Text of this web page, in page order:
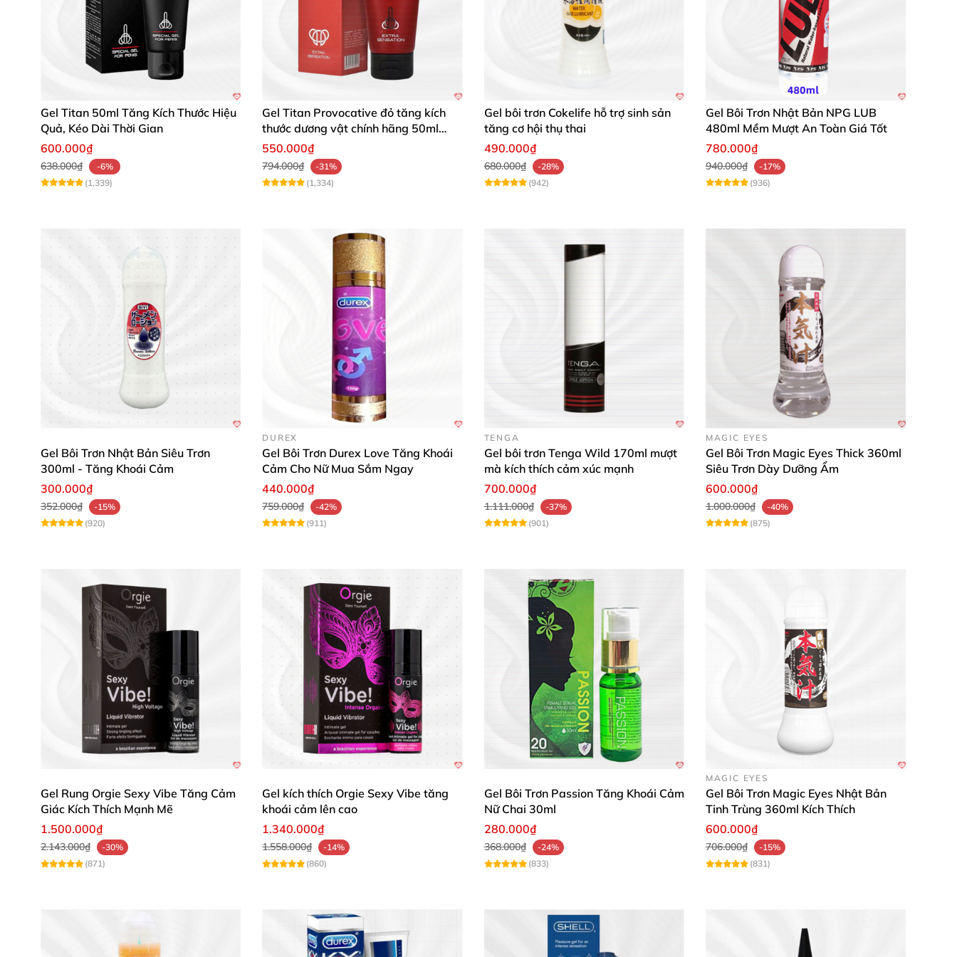
Gel Titan 50ml Tăng Kích Thước Hiệu
Quả, Kéo Dài Thời Gian
600.000₫
638.000₫
-6%
(1,339)
Gel Titan Provocative đỏ tăng kích
thước dương vật chính hãng 50ml
nam
550.000₫
794.000₫
-31%
(1,334)
Gel bôi trơn Cokelife hỗ trợ sinh sản
tăng cơ hội thụ thai
490.000₫
680.000₫
-28%
(942)
Gel Bôi Trơn Nhật Bản NPG LUB
480ml Mềm Mượt An Toàn Giá Tốt
780.000₫
940.000₫
-17%
(936)
Gel Bôi Trơn Nhật Bản Siêu Trơn
300ml - Tăng Khoái Cảm
300.000₫
352.000₫
-15%
(920)
DUREX
Gel Bôi Trơn Durex Love Tăng Khoái
Cảm Cho Nữ Mua Sắm Ngay
440.000₫
759.000₫
-42%
(911)
TENGA
Gel bôi trơn Tenga Wild 170ml mượt
mà kích thích cảm xúc mạnh
700.000₫
1.111.000₫
-37%
(901)
MAGIC EYES
Gel Bôi Trơn Magic Eyes Thick 360ml
Siêu Trơn Dày Dưỡng Ẩm
600.000₫
1.000.000₫
-40%
(875)
Gel Rung Orgie Sexy Vibe Tăng Cảm
Giác Kích Thích Mạnh Mẽ
1.500.000₫
2.143.000₫
-30%
(871)
Gel kích thích Orgie Sexy Vibe tăng
khoái cảm lên cao
1.340.000₫
1.558.000₫
-14%
(860)
Gel Bôi Trơn Passion Tăng Khoái Cảm
Nữ Chai 30ml
280.000₫
368.000₫
-24%
(833)
MAGIC EYES
Gel Bôi Trơn Magic Eyes Nhật Bản
Tinh Trùng 360ml Kích Thích
600.000₫
706.000₫
-15%
(831)